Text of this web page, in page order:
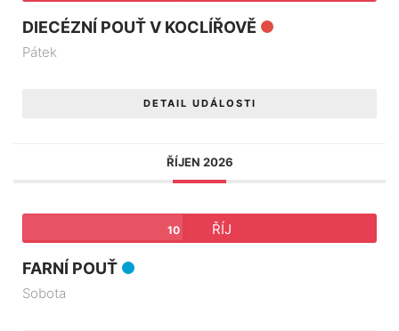
DIECÉZNÍ POUŤ V KOCLÍŘOVĚ
Pátek
DETAIL UDÁLOSTI
ŘÍJEN 2026
10 ŘÍJ
FARNÍ POUŤ
Sobota